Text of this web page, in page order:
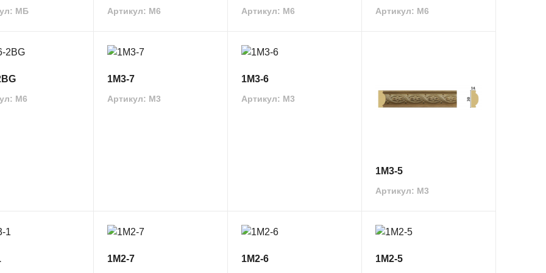
МБ Артикул: М6 Артикул: М6 Артикул: М6
М6
1М3-7
Артикул: M3
1М3-6
Артикул: M3
1М3-5
Артикул: M3
1М2-7 1М2-6 1М2-5